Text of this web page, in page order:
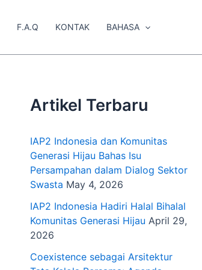
F.A.Q KONTAK BAHASA
Artikel Terbaru
IAP2 Indonesia dan Komunitas
Generasi Hijau Bahas Isu
Persampahan dalam Dialog Sektor
Swasta May 4, 2026
IAP2 Indonesia Hadiri Halal Bihalal
Komunitas Generasi Hijau April 29,
2026
Coexistence sebagai Arsitektur